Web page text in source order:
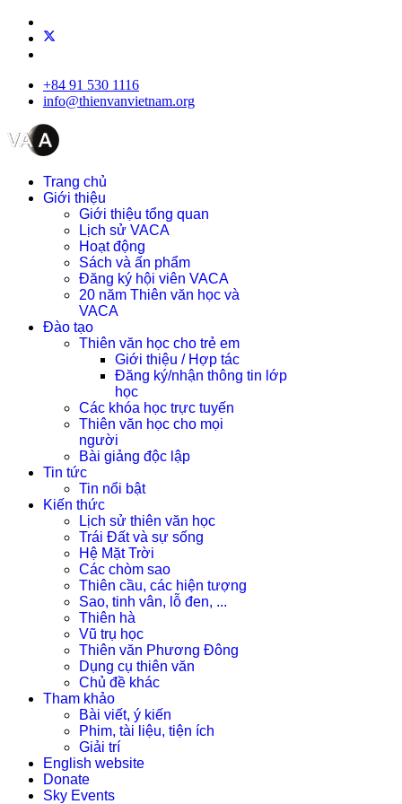
+84 91 530 1116
info@thienvanvietnam.org
Trang chủ
Giới thiệu
Giới thiệu tổng quan
Lịch sử VACA
Hoạt động
Sách và ấn phẩm
Đăng ký hội viên VACA
20 năm Thiên văn học và
VACA
Đào tạo
Thiên văn học cho trẻ em
Giới thiệu / Hợp tác
Đăng ký/nhận thông tin lớp
học
Các khóa học trực tuyến
Thiên văn học cho mọi
người
Bài giảng độc lập
Tin tức
Tin nổi bật
Kiến thức
Lịch sử thiên văn học
Trái Đất và sự sống
Hệ Mặt Trời
Các chòm sao
Thiên cầu, các hiện tượng
Sao, tinh vân, lỗ đen, ...
Thiên hà
Vũ trụ học
Thiên văn Phương Đông
Dụng cụ thiên văn
Chủ đề khác
Tham khảo
Bài viết, ý kiến
Phim, tài liệu, tiện ích
Giải trí
English website
Donate
Sky Events